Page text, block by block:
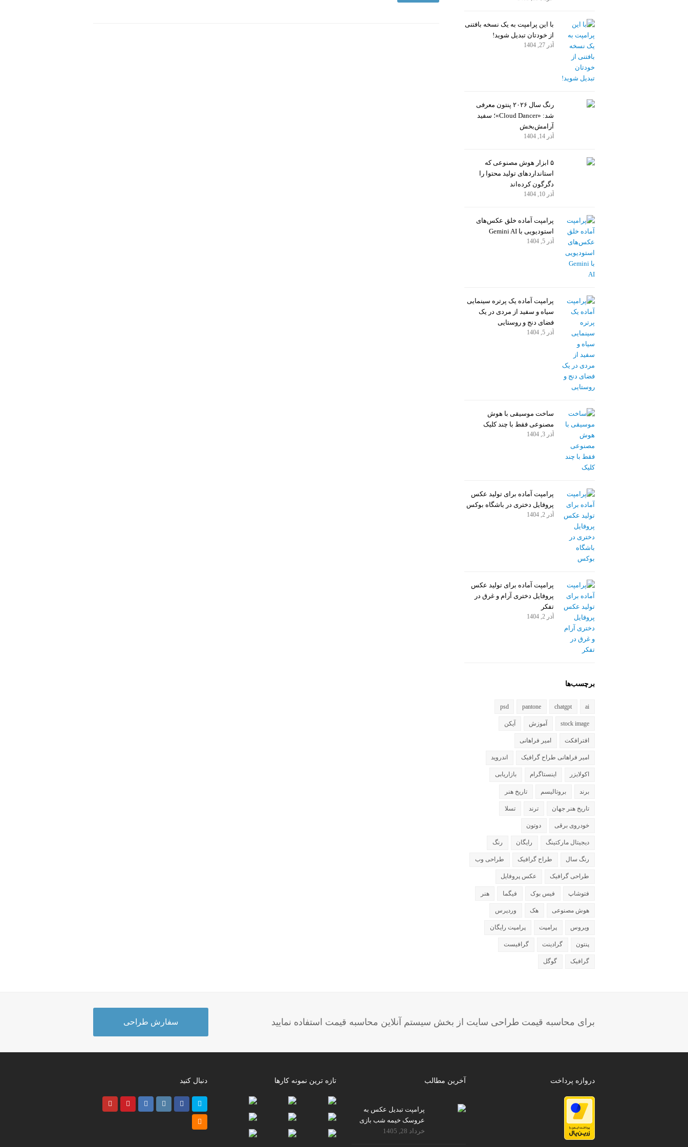
با این پرامپت به یک نسخه بافتنی
از خودتان تبدیل شوید!
آذر 27, 1404
رنگ سال ۲۰۲۶ پنتون معرفی
شد: «Cloud Dancer»؛ سفید
آرامش‌بخش
آذر 14, 1404
۵ ابزار هوش مصنوعی که
استانداردهای تولید محتوا را
دگرگون کرده‌اند
آذر 10, 1404
پرامپت آماده خلق عکس‌های
استودیویی با Gemini AI
آذر 5, 1404
پرامپت آماده یک پرتره سینمایی
سیاه و سفید از مردی در یک
فضای دنج و روستایی
آذر 5, 1404
ساخت موسیقی با هوش
مصنوعی فقط با چند کلیک
آذر 3, 1404
پرامپت آماده برای تولید عکس
پروفایل دختری در باشگاه بوکس
آذر 2, 1404
پرامپت آماده برای تولید عکس
پروفایل دختری آرام و غرق در
تفکر
آذر 2, 1404
برچسب‌ها
ai
chatgpt
pantone
psd
stock image آموزش آیکن
افترافکت امیر فراهانی
امیر فراهانی طراح گرافیک اندروید
اکولایزر اینستاگرام بازاریابی
برند بروتالیسم تاریخ هنر
تاریخ هنر جهان ترند تسلا
خودروی برقی دوتون
دیجیتال مارکتینگ رایگان رنگ
رنگ سال طراح گرافیک طراحی وب
طراحی گرافیک عکس پروفایل
فتوشاپ فیس بوک فیگما هنر
هوش مصنوعی هک وردپرس
ویروس پرامپت پرامپت رایگان
پنتون گرادینت گرافیست
گرافیک گوگل
برای محاسبه قیمت طراحی سایت از بخش سیستم آنلاین محاسبه قیمت استفاده نمایید سفارش طراحی
دروازه پرداخت آخرین مطالب
پرامپت تبدیل عکس به
عروسک خیمه شب بازی
خرداد 28, 1405
تازه ترین نمونه کارها دنبال کنید
Twitter
Facebook
Instagram
LinkedIn
Pinterest